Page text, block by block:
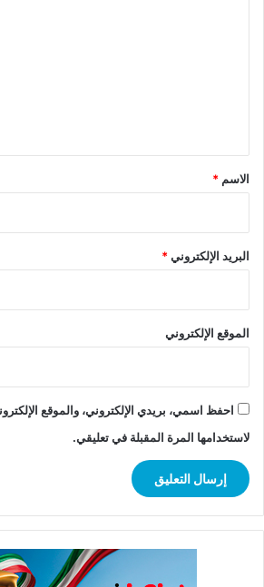
*
الاسم *
البريد الإلكتروني*
الموقع الإلكتروني
احفظ اسمي، بريدي الإلكتروني، والموقع
لاستخدامها المرة المقبلة في تعليقي.